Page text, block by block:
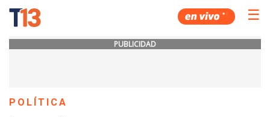
☰
PUBLICIDAD
POLÍTICA